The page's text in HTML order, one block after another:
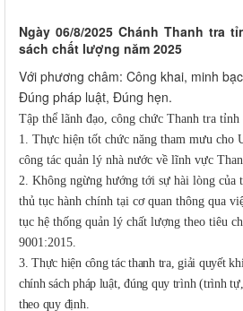
Ngày 06/8/2025 Chánh Thanh tra
sách chất lượng năm 2025
Với phương châm: Công khai, minh
Đúng pháp luật, Đúng hẹn.
Tập thể lãnh đạo, công chức Thanh tra tỉnh
1. Thực hiện tốt chức năng tham mưu
công tác quản lý nhà nước về lĩnh vực
2. Không ngừng hướng tới sự hài lòng của
thủ tục hành chính tại cơ quan thông qua
tục hệ thống quản lý chất lượng theo tiêu
9001:2015.
3. Thực hiện công tác thanh tra, giải quyết
chính sách pháp luật, đúng quy trình(trình
theo quy định